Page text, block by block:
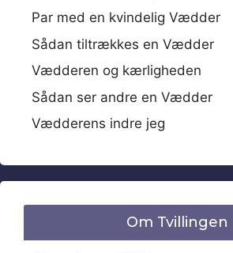
Par med en kvindelig Vædder
Sådan tiltrækkes en Vædder
Vædderen og kærligheden
Sådan ser andre en Vædder
Vædderens indre jeg
Om Tvillingen